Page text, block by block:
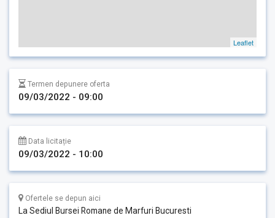
Leaflet
Termen depunere oferta
09/03/2022 - 09:00
Data licitație
09/03/2022 - 10:00
Ofertele se depun aici
La Sediul Bursei Romane de Marfuri Bucuresti